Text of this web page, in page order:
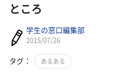
ところ
学生の窓口編集部
2015/07/26
タグ： あるある